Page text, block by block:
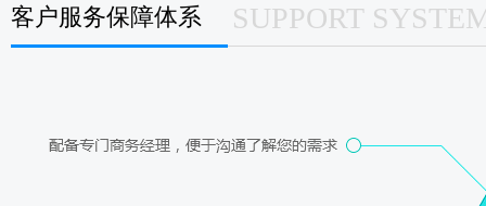
客户服务保障体系 SUPPORT